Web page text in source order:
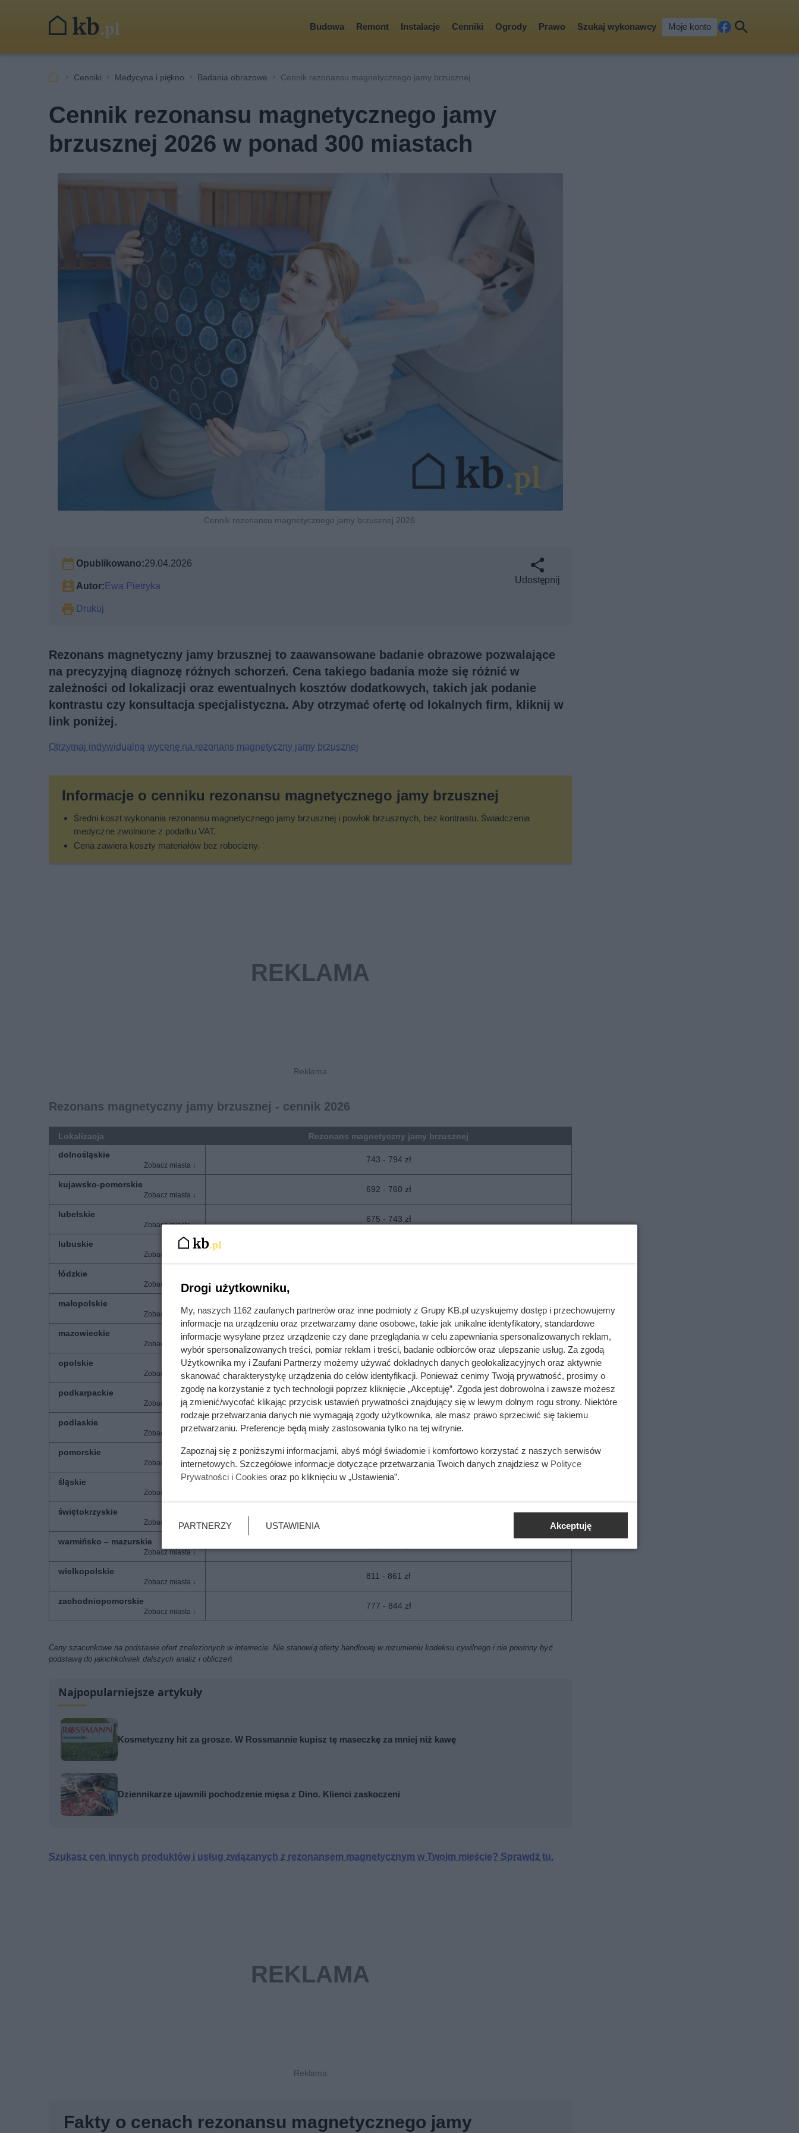
Budowa Remont Instalacje Cenniki Ogrody Prawo Szukaj wykonawcy Moje konto
cebkaj
Cenniki Medycyna i piękno Badania obrazowe Cennik rezonansu magnetycznego jamy brzusznej
Cennik rezonansu magnetycznego jamy
brzusznej 2026 w ponad 300 miastach
Cennik rezonansu magnetycznego jamy brzusznej 2026.
Opublikowano:29.04.2026
Autor:Ewa Pietryka
Drukuj
Udostępnij
Rezonans magnetyczny jamy brzusznej to zaawansowane badanie obrazowe pozwalające
na precyzyjną diagnozę różnych schorzeń. Cena takiego badania może się różnić w
zależności od lokalizacji oraz ewentualnych kosztów dodatkowych, takich jak podanie
kontrastu czy konsultacja specjalistyczna. Aby otrzymać ofertę od lokalnych firm, kliknij w
link poniżej.
Otrzymaj indywidualną wycenę na rezonans magnetyczny jamy brzusznej
Informacje o cenniku rezonansu magnetycznego jamy brzusznej
Średni koszt wykonania rezonansu magnetycznego jamy brzusznej i powłok brzusznych, bez kontrastu. Świadczenia
medyczne zwolnione z podatku VAT.
Cena zawiera koszty materiałów bez robocizny.
Rezonans magnetyczny jamy brzusznej - cennik 2026
Lokalizacja
Rezonans magnetyczny jamy brzusznej
dolnośląskie
743 - 794 zł
kujawsko-pomorskie 692 - 760 zł
lubelskie 675 - 743 zł
lubuskie
łódzkie
małopolskie 811 - 878 zł
mazowieckie 794 - 895 zł
opolskie 726 - 777 zł
podkarpackie 794 - 844 zł
podlaskie 777 - 827 zł
pomorskie 760 - 827 zł
śląskie
świętokrzyskie
warmińsko – mazurskie
wielkopolskie 811 - 861 zł
zachodniopomorskie 777 - 844 zł
Ceny szacunkowe na podstawie ofert znalezionych w internecie. Nie stanowią oferty handlowej w rozumieniu kodeksu cywilnego i nie powinny być
podstawą do jakichkolwiek dalszych analiz i obliczeń.
Najpopularniejsze artykuły
Kosmetyczny hit za grosze. W Rossmannie kupisz tę maseczkę za mniej niż kawę
Dziennikarze ujawnili pochodzenie mięsa z Dino. Klienci zaskoczeni
Szukasz cen innych produktów i usług związanych z rezonansem magnetycznym w Twoim mieście? Sprawdź tu.
Fakty o cenach rezonansu magnetycznego jamy
Drogi użytkowniku,
My, naszych 1162 zaufanych partnerów oraz inne podmioty z Grupy KB.pl uzyskujemy dostęp i przechowujemy
informacje na urządzeniu oraz przetwarzamy dane osobowe, takie jak unikalne identyfikatory, standardowe
informacje wysyłane przez urządzenie czy dane przeglądania w celu zapewniania spersonalizowanych reklam,
wybór spersonalizowanych treści, pomiar reklam i treści, badanie odbiorców oraz ulepszanie usług. Za zgodą
Użytkownika my i Zaufani Partnerzy możemy używać dokładnych danych geolokalizacyjnych oraz aktywnie
skanować charakterystykę urządzenia do celów identyfikacji. Ponieważ cenimy Twoją prywatność, prosimy o
zgodę na korzystanie z tych technologii poprzez kliknięcie „Akceptuję”. Zgoda jest dobrowolna i zawsze możesz
ją zmienić/wycofać klikając przycisk ustawień prywatności znajdujący się w lewym dolnym rogu strony. Niektóre
rodzaje przetwarzania danych nie wymagają zgody użytkownika, ale masz prawo sprzeciwić się takiemu
przetwarzaniu. Preferencje będą miały zastosowania tylko na tej witrynie.
Zapoznaj się z poniższymi informacjami, abyś mógł świadomie i komfortowo korzystać z naszych serwisów
internetowych. Szczegółowe informacje dotyczące przetwarzania Twoich danych znajdziesz w Polityce
Prywatności i Cookies oraz po kliknięciu w „Ustawienia”.
PARTNERZY USTAWIENIA Akceptuję